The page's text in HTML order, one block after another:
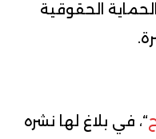
الحقوقية
“، في بلاغ لها نشره